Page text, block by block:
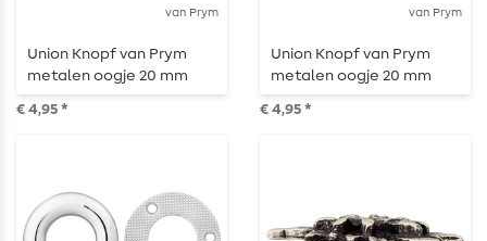
van Prym
Union Knopf van Prym
metalen oogje 20 mm
staal
€ 4,95 *
van Prym
Union Knopf van Prym
metalen oogje 20 mm
goud
€ 4,95 *